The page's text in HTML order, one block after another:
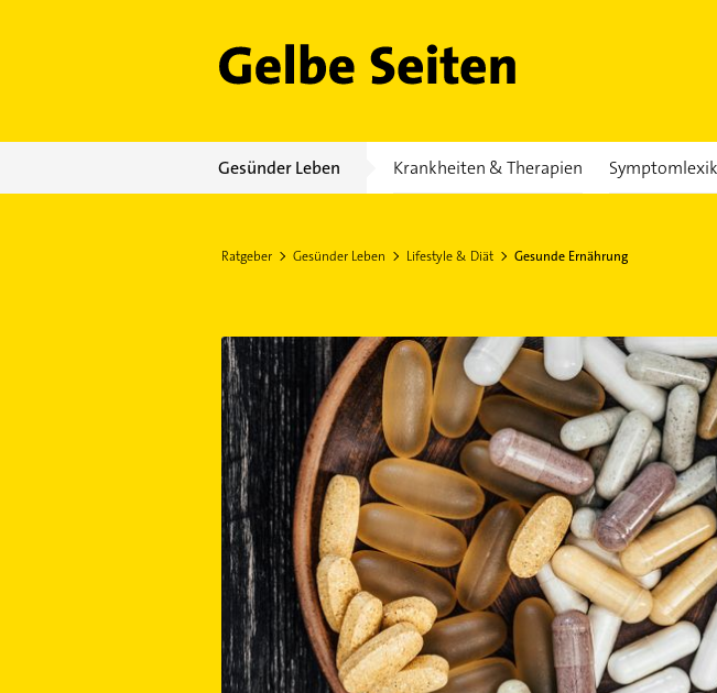
Gelbe Seiten
Gesünder Leben Krankheiten & Therapien
Ratgeber Gesünder Leben Lifestyle & Diät Gesunde Ernährung